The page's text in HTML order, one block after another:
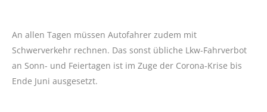
An allen Tagen müssen Autofahrer zudem mit
Schwerverkehr rechnen. Das sonst übliche Lkw-Fahrverbot
an Sonn- und Feiertagen ist im Zuge der Corona-Krise bis
Ende Juni ausgesetzt.